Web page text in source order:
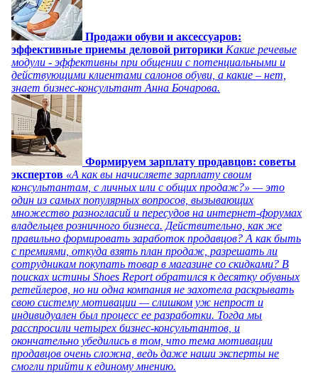
Продажи обуви и аксессуаров:
эффективные приемы деловой риторики Какие речевые
модули - эффективны при общении с потенциальными и
действующими клиентами салонов обуви, а какие – нет,
знает бизнес-консультант Анна Бочарова.
Формируем зарплату продавцов: советы
экспертов «А как вы начисляете зарплату своим
консультантам, с личных или с общих продаж?» — это
один из самых популярных вопросов, вызывающих
множество разногласий и пересудов на интернет-форумах
владельцев розничного бизнеса. Действительно, как же
правильно формировать заработок продавцов? А как быть
с премиями, откуда взять план продаж, разрешать ли
сотрудникам покупать товар в магазине со скидками? В
поисках истины Shoes Report обратился к десятку обувных
ретейлеров, но ни одна компания не захотела раскрывать
свою систему мотивации — слишком уж непрост и
индивидуален был процесс ее разработки. Тогда мы
расспросили четырех бизнес-консультантов, и
окончательно убедились в том, что тема мотивации
продавцов очень сложна, ведь даже наши эксперты не
смогли прийти к единому мнению.